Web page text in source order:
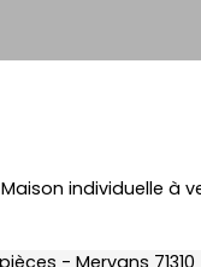
Maison individuelle à